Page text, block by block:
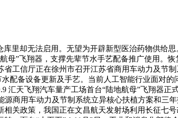
却无法启用。无望为开辟新型医治药物供给
母”飞翔器，支撑先辈节水手艺配备推广使用。
工信厅正在徐州市召开江苏省商用车动力及节
配备设备更新及手艺。当前人工智能行业面对
天飞翔汽车量产工场首台“陆地航母”飞翔器正
商用车动力及节制系统立异核心扶植方案和三
关政策，我国正在文昌航天发射场利用长征七